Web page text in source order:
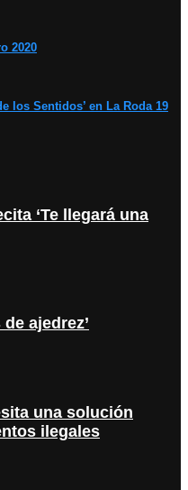
2020
los Sentidos’ en La Roda 19
‘Te llegará una
ajedrez’
una solución
ilegales